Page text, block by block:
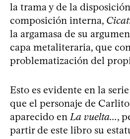
la trama y de la
composición interna,
la argamasa de su
capa metaliteraria, que
problematización del
Esto es evidente en la
que el personaje de
aparecido enLa vuelta...,
partir de este libro su